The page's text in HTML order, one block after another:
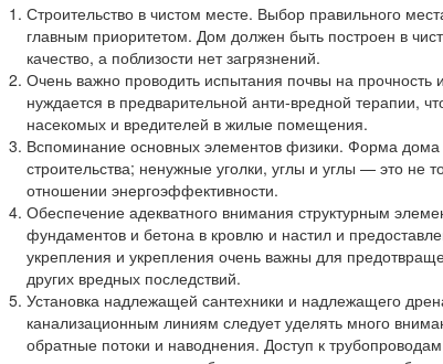
Строительство в чистом месте. Выбор правильного
главным приоритетом. Дом должен быть построен в
качество, а поблизости нет загрязнений.
Очень важно проводить испытания почвы на
нуждается в предварительной анти-вредной терапии,
насекомых и вредителей в жилые помещения.
Вспоминание основных элементов физики. Форма
строительства; ненужные уголки, углы и углы — это не
отношении энергоэффективности.
Обеспечение адекватного внимания структурным
фундаментов и бетона в кровлю и настил и
укрепления и укрепления очень важны для
других вредных последствий.
Установка надлежащей сантехники и надлежащего
канализационным линиям следует уделять много
обратные потоки и наводнения. Доступ к